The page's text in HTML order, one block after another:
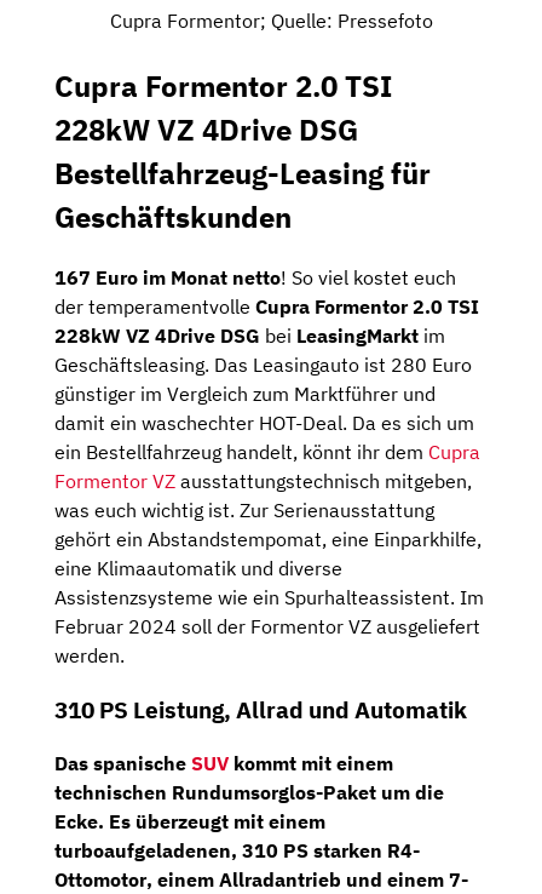
Cupra Formentor; Quelle: Pressefoto
Cupra Formentor 2.0 TSI
228kW VZ 4Drive DSG
Bestellfahrzeug-Leasing für
Geschäftskunden
167 Euro im Monat netto! So viel kostet euch
der temperamentvolle Cupra Formentor 2.0 TSI
228kW VZ 4Drive DSG bei LeasingMarkt im
Geschäftsleasing. Das Leasingauto ist 280 Euro
günstiger im Vergleich zum Marktführer und
damit ein waschechter HOT-Deal. Da es sich um
ein Bestellfahrzeug handelt, könnt ihr dem Cupra
Formentor VZ ausstattungstechnisch mitgeben,
was euch wichtig ist. Zur Serienausstattung
gehört ein Abstandstempomat, eine Einparkhilfe,
eine Klimaautomatik und diverse
Assistenzsysteme wie ein Spurhalteassistent. Im
Februar 2024 soll der Formentor VZ ausgeliefert
werden.
310 PS Leistung, Allrad und Automatik
Das spanische SUV kommt mit einem
technischen Rundumsorglos-Paket um die
Ecke. Es überzeugt mit einem
turboaufgeladenen, 310 PS starken R4-
Ottomotor, einem Allradantrieb und einem 7-